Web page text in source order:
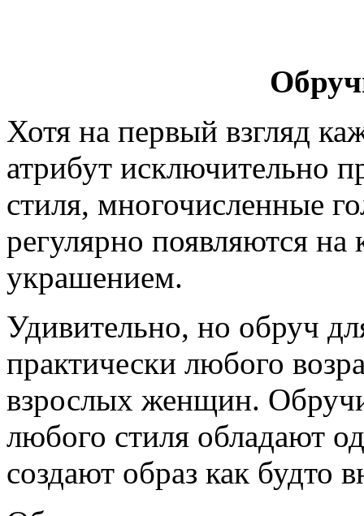
Хотя на первый взгляд
атрибут исключительно
стиля, многочисленные
регулярно появляются
украшением.
Удивительно, но обруч
практически любого
взрослых женщин.
любого стиля обладают
создают образ как будто